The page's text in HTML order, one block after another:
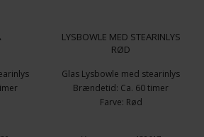
LYSBOWLE MED STEARINLYS
RØD
Glas Lysbowle med stearinlys
Brændetid: Ca. 60 timer
Farve: Rød